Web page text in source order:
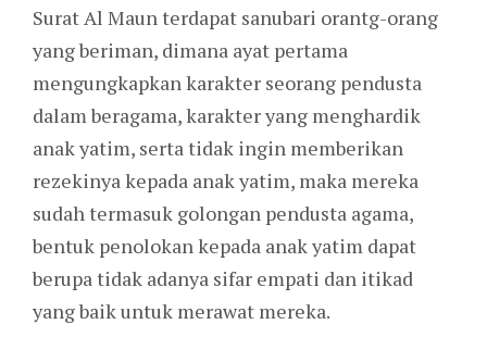
Surat Al Maun terdapat sanubari orantg-orang
yang beriman, dimana ayat pertama
mengungkapkan karakter seorang pendusta
dalam beragama, karakter yang menghardik
anak yatim, serta tidak ingin memberikan
rezekinya kepada anak yatim, maka mereka
sudah termasuk golongan pendusta agama,
bentuk penolokan kepada anak yatim dapat
berupa tidak adanya sifar empati dan itikad
yang baik untuk merawat mereka.